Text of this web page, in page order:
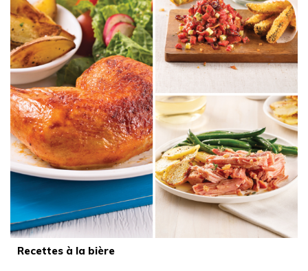
Recettes à la bière